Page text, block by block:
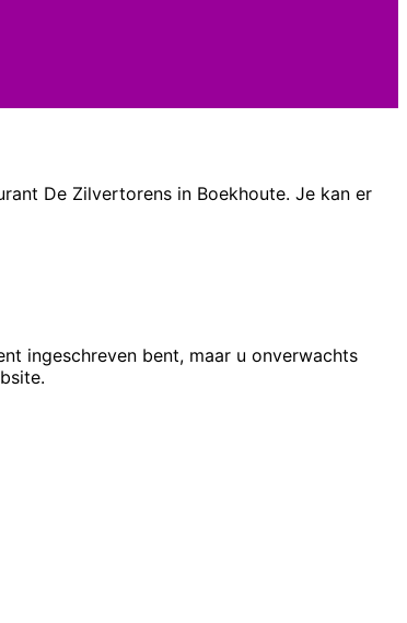
De Zilvertorens in Boekhoute. Je kan er
ingeschreven bent, maar u onverwachts